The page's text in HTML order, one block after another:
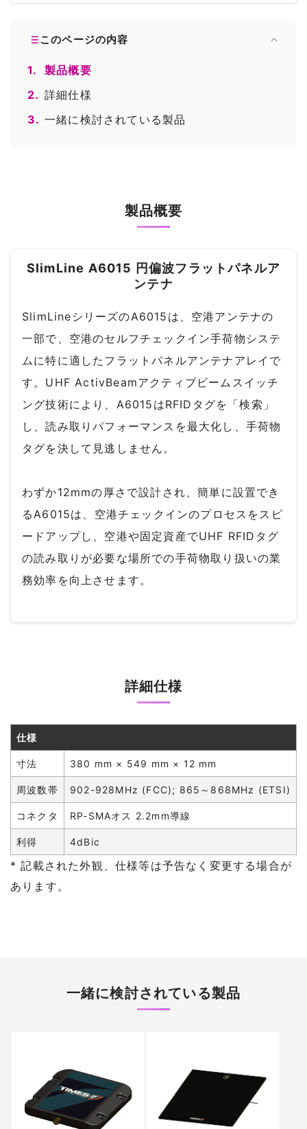
このページの内容
1.
製品概要
2. 詳細仕様
3. 一緒に検討されている製品
製品概要
SlimLine A6015 円偏波フラットパネルア
ンテナ
SlimLineシリーズのA6015は、空港アンテナの
一部で、空港のセルフチェックイン手荷物システ
ムに特に適したフラットパネルアンテナアレイで
す。UHF ActivBeamアクティブビームスイッチ
ング技術により、A6015はRFIDタグを「検索」
し、読み取りパフォーマンスを最大化し、手荷物
タグを決して見逃しません。
わずか12mmの厚さで設計され、簡単に設置でき
るA6015は、空港チェックインのプロセスをスピ
ードアップし、空港や固定資産でUHF RFIDタグ
の読み取りが必要な場所での手荷物取り扱いの業
務効率を向上させます。
詳細仕様
仕様
寸法 380 mm × 549 mm × 12 mm
周波数帯 902-928MHz (FCC); 865～868MHz (ETSI)
コネクタ RP-SMAオス 2.2mm導線
利得 4dBic
* 記載された外観、仕様等は予告なく変更する場合が
あります。
一緒に検討されている製品